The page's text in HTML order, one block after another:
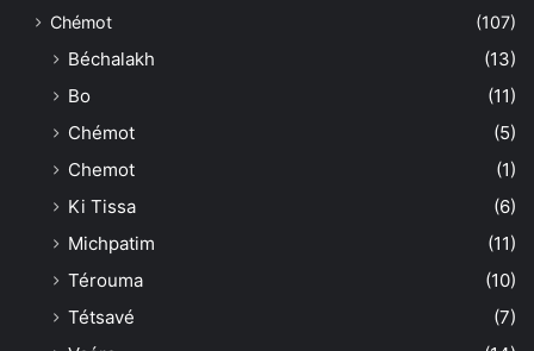
Chémot (107)
Béchalakh
(13)
Bo
(11)
Chémot
(5)
Chemot
(1)
Ki Tissa
(6)
Michpatim
(11)
Térouma
(10)
Tétsavé
(7)